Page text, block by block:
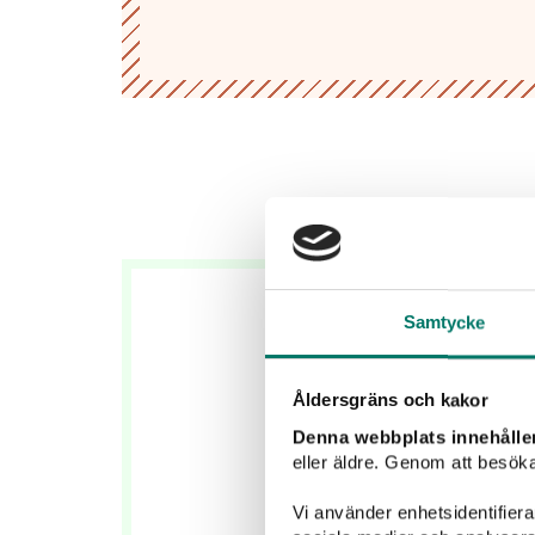
Samtycke
Åldersgräns och kakor
Denna webbplats
eller äldre. Genom att
Vi använder